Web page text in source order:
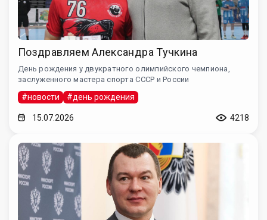
Поздравляем Александра Тучкина
День рождения у двукратного олимпийского чемпиона,
заслуженного мастера спорта СССР и России
#новости #день рождения
15.07.2026 4218